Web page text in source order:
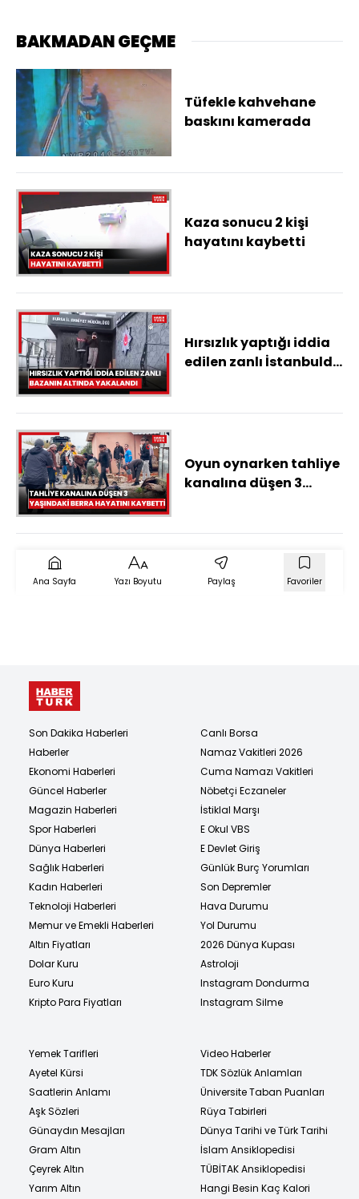
BAKMADAN GEÇME
Tüfekle kahvehane
baskını kamerada
Kaza sonucu 2 kişi
hayatını kaybetti
Hırsızlık yaptığı iddia
edilen zanlı İstanbulda
Oyun oynarken tahliye
kanalına düşen 3
Ana Sayfa Yazı Boyutu Paylaş Favoriler
Son Dakika Haberleri
Haberler
Ekonomi Haberleri
Güncel Haberler
Magazin Haberleri
Spor Haberleri
Dünya Haberleri
Sağlık Haberleri
Kadın Haberleri
Teknoloji Haberleri
Memur ve Emekli Haberleri
Altın Fiyatları
Dolar Kuru
Euro Kuru
Kripto Para Fiyatları
Canlı Borsa
Namaz Vakitleri 2026
Cuma Namazı Vakitleri
Nöbetçi Eczaneler
İstiklal Marşı
E Okul VBS
E Devlet Giriş
Günlük Burç Yorumları
Son Depremler
Hava Durumu
Yol Durumu
2026 Dünya Kupası
Astroloji
Instagram Dondurma
Instagram Silme
Yemek Tarifleri
Ayetel Kürsi
Saatlerin Anlamı
Aşk Sözleri
Günaydın Mesajları
Gram Altın
Çeyrek Altın
Yarım Altın
Video Haberler
TDK Sözlük Anlamları
Üniversite Taban Puanları
Rüya Tabirleri
Dünya Tarihi ve Türk Tarihi
İslam Ansiklopedisi
TÜBİTAK Ansiklopedisi
Hangi Besin Kaç Kalori